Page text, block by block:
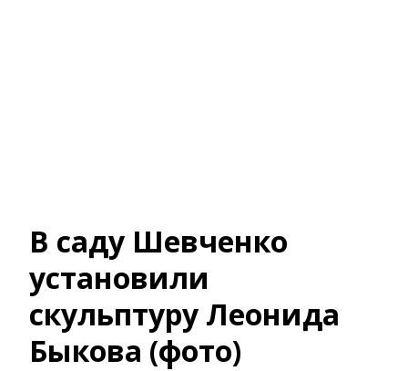
В саду Шевченко
установили
скульптуру Леонида
Быкова (фото)